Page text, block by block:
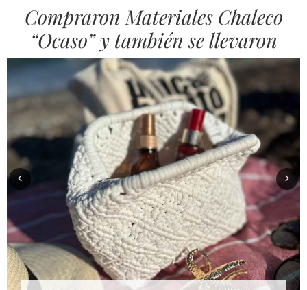
Compraron Materiales Chaleco
“Ocaso” y también se llevaron